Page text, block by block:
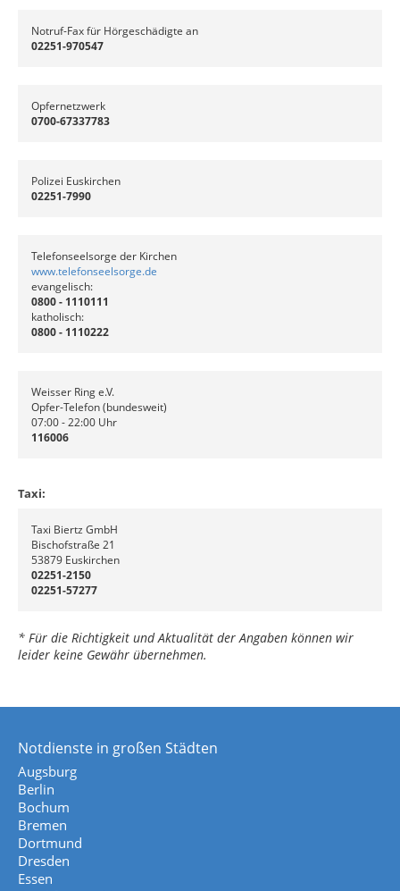
Notruf-Fax für Hörgeschädigte an
02251-970547
Opfernetzwerk
0700-67337783
Polizei Euskirchen
02251-7990
Telefonseelsorge der Kirchen
www.telefonseelsorge.de
evangelisch:
0800 - 1110111
katholisch:
0800 - 1110222
Weisser Ring e.V.
Opfer-Telefon (bundesweit)
07:00 - 22:00 Uhr
116006
Taxi:
Taxi Biertz GmbH
Bischofstraße 21
53879 Euskirchen
02251-2150
02251-57277
* Für die Richtigkeit und Aktualität der Angaben können wir
leider keine Gewähr übernehmen.
Notdienste in großen Städten
Augsburg
Berlin
Bochum
Bremen
Dortmund
Dresden
Essen